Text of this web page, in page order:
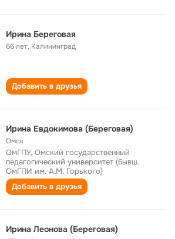
Ирина Береговая
66 лет, Калининград
Добавить в друзья
Ирина Евдокимова (Береговая)
Омск
ОмГПУ, Омский государственный
педагогический университет (бывш.
ОмГПИ им. А.М. Горького)
Добавить в друзья
Ирина Леонова (Береговая)